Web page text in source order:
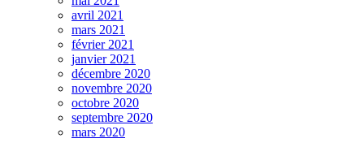
avril 2021
mars 2021
février 2021
janvier 2021
décembre 2020
novembre 2020
octobre 2020
septembre 2020
mars 2020